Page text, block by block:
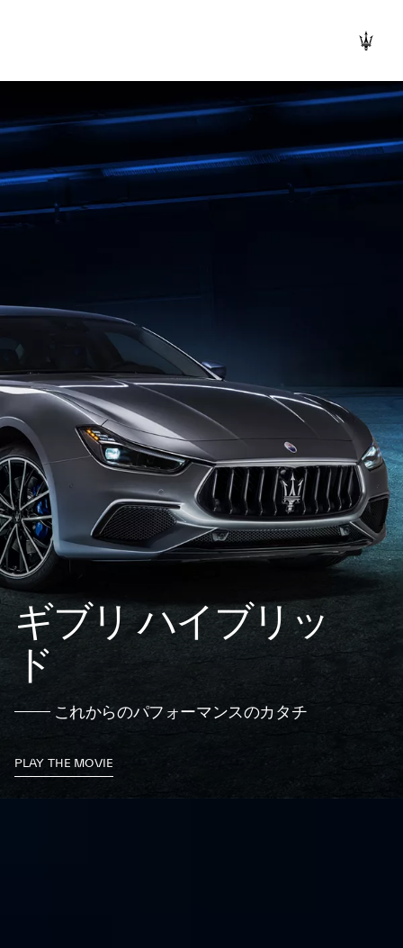
ギブリ ハイブリッ
ド
これからのパフォーマンスのカタチ
PLAY THE MOVIE